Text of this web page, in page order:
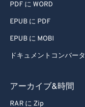
PDF に WORD
EPUB に PDF
EPUB に MOBI
ドキュメントコンバータ
アーカイブ&時間
RAR に Zip